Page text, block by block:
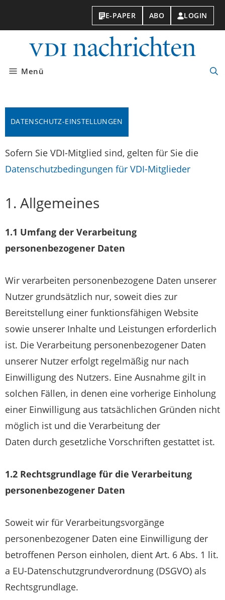
E-PAPER ABO LOGIN
Menü
DATENSCHUTZ-EINSTELLUNGEN
Sofern Sie VDI-Mitglied sind, gelten für Sie die
Datenschutzbedingungen für VDI-Mitglieder
1. Allgemeines
1.1 Umfang der Verarbeitung
personenbezogener Daten
Wir verarbeiten personenbezogene Daten unserer
Nutzer grundsätzlich nur, soweit dies zur
Bereitstellung einer funktionsfähigen Website
sowie unserer Inhalte und Leistungen erforderlich
ist. Die Verarbeitung personenbezogener Daten
unserer Nutzer erfolgt regelmäßig nur nach
Einwilligung des Nutzers. Eine Ausnahme gilt in
solchen Fällen, in denen eine vorherige Einholung
einer Einwilligung aus tatsächlichen Gründen nicht
möglich ist und die Verarbeitung der
Daten durch gesetzliche Vorschriften gestattet ist.
1.2 Rechtsgrundlage für die Verarbeitung
personenbezogener Daten
Soweit wir für Verarbeitungsvorgänge
personenbezogener Daten eine Einwilligung der
betroffenen Person einholen, dient Art. 6 Abs. 1 lit.
a EU-Datenschutzgrundverordnung (DSGVO) als
Rechtsgrundlage.